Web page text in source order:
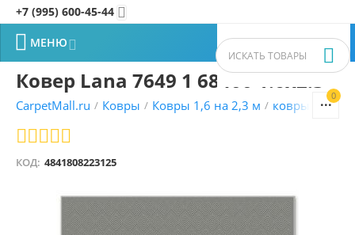
+7 (995) 600-45-44 
0



 МЕНЮ
Ковер Lana 7649 1 68400 1.6x2.3
CarpetMall.ru / Ковры / Ковры 1,6 на 2,3 м / ковры
КОД: 4841808223125